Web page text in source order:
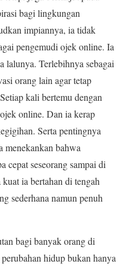
bagi lingkungan
impiannya, ia tidak
pengemudi ojek online. Ia
lalunya. Terlebihnya sebagai
orang lain agar tetap
kali bertemu dengan
online. Dan ia kerap
Serta pentingnya
menekankan bahwa
cepat seseorang sampai di
ia bertahan di tengah
sederhana namun penuh
bagi banyak orang di
hidup bukan hanya